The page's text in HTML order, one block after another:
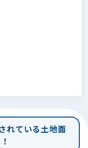
れている土地面